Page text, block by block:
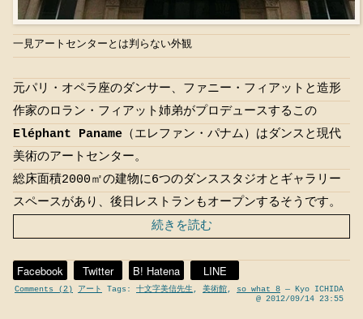
一見アートセンターとは判らない外観
元パリ・オペラ座のダンサー、ファニー・フィアットと造形
作家のロラン・フィアット姉弟がプロデュースするこの
Eléphant Paname （エレファン・パナム）はダンスと現代
美術のアートセンター。
総床面積2000㎡の建物に6つのダンススタジオとギャラリー
スペースがあり、後日レストランもオープンするそうです。
続きを読む
Facebook Twitter B! Hatena LINE
Comments (2) アート Tags: 十文字美信先生 , 美術館, so what 8 — Kyo ICHIDA
@ 2012/09/14 23:55